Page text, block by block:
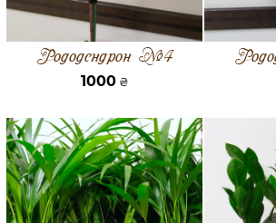
Рододендрон №4
1000₴